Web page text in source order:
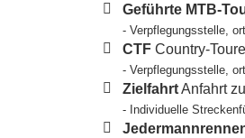
Geführte MTB-
- Verpflegungsstelle,
CTF Country-
- Verpflegungsstelle,
ZielfahrtAnfahrt
- Individuelle